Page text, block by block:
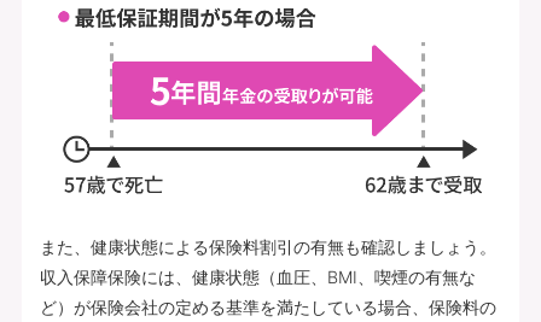
また、健康状態による保険料割引の有無も確認しましょう。
収入保障保険には、健康状態（血圧、BMI、喫煙の有無な
ど）が保険会社の定める基準を満たしている場合、保険料の